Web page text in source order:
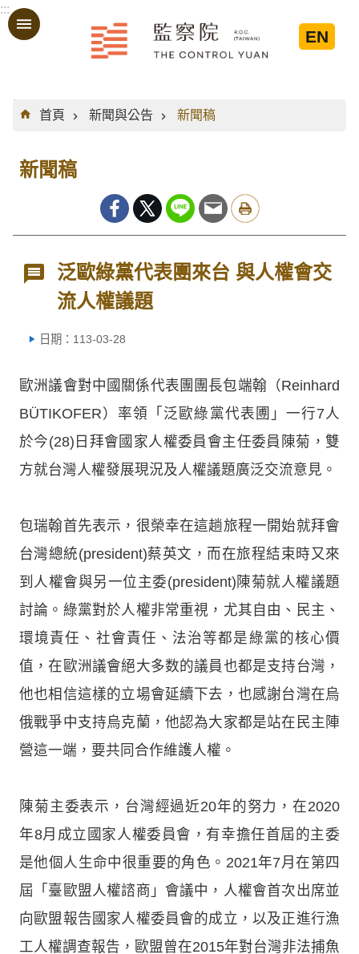
跳到主要內容區塊
:::
EN
:::
首頁
新聞與公告 新聞稿
新聞稿
泛歐綠黨代表團來台 與人權會交
流人權議題
日期：113-03-28
歐洲議會對中國關係代表團團長包端翰（Reinhard
BÜTIKOFER）率領「泛歐綠黨代表圑」一行7人
於今(28)日拜會國家人權委員會主任委員陳菊，雙
方就台灣人權發展現況及人權議題廣泛交流意見。
包瑞翰首先表示，很榮幸在這趟旅程一開始就拜會
台灣總統(president)蔡英文，而在旅程結束時又來
到人權會與另一位主委(president)陳菊就人權議題
討論。綠黨對於人權非常重視，尤其自由、民主、
環境責任、社會責任、法治等都是綠黨的核心價
值，在歐洲議會絕大多数的議員也都是支持台灣，
他也相信這樣的立場會延續下去，也感謝台灣在烏
俄戰爭中支持烏克蘭，他認為大家都是站在民主陣
營這一端，要共同合作維護人權。
陳菊主委表示，台灣經過近20年的努力，在2020
年8月成立國家人權委員會，有幸擔任首屆的主委
是他個人生命中很重要的角色。2021年7月在第四
屆「臺歐盟人權諮商」會議中，人權會首次出席並
向歐盟報告國家人權委員會的成立，以及正進行漁
工人權調查報告，歐盟曾在2015年對台灣非法捕魚